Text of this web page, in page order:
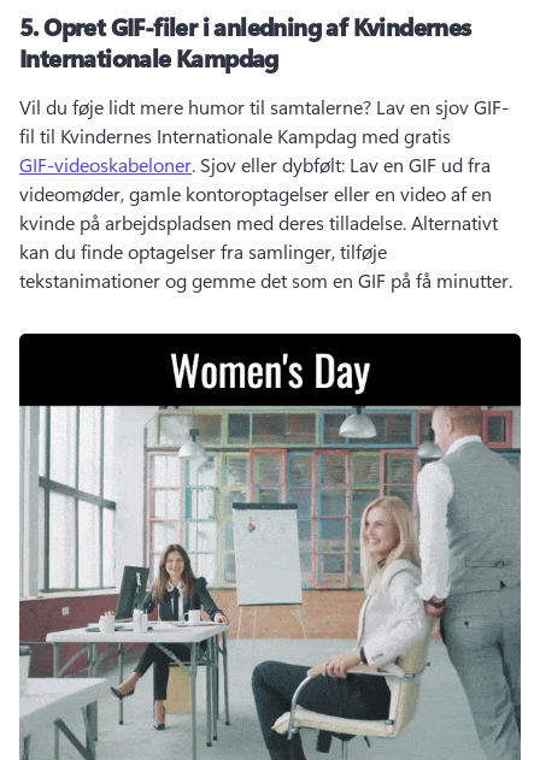
5.Opret GIF-filer i anledning af Kvindernes
Internationale Kampdag
Vil du føje lidt mere humor til samtalerne? Lav en sjov GIF-
fil til Kvindernes Internationale Kampdag med gratis
GIF-videoskabeloner. Sjov eller dybfølt: Lav en GIF ud fra
videomøder, gamle kontoroptagelser eller en video af en
kvinde på arbejdspladsen med deres tilladelse. Alternativt
kan du finde optagelser fra samlinger, tilføje
tekstanimationer og gemme det som en GIF på få minutter.